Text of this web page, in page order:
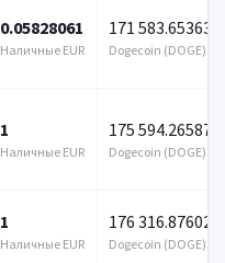
0.05828061
Наличные EUR
171 583.653637
Dogecoin (DOGE)
1
Наличные EUR
175 594.265875
Dogecoin (DOGE)
1
Наличные EUR
176 316.876023
Dogecoin (DOGE)